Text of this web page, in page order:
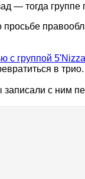
— тогда группе
просьбе
с группой 5'Nizza
в
записали с ним